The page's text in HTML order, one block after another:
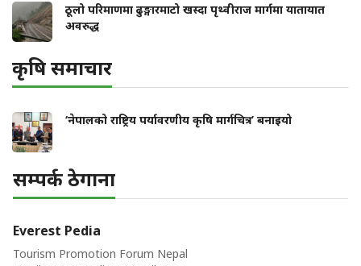
ठूलो परिमाणमा ढुङ्गारमाटो खस्दा पृथ्वीराज मार्गमा यातायात
अवरुद्ध
कृषि समाचार
‘नेपालको राष्ट्रिय पर्यावरणीय कृषि मार्गचित्र’ बनाइयो
सम्पर्क ठेगाना
Everest Pedia
Tourism Promotion Forum Nepal